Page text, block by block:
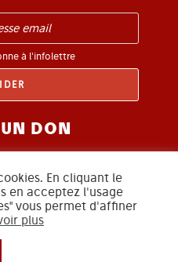
à l'infolettre
DON
NOUS
En cliquant le
en acceptez l'usage
vous permet d'affiner
plus